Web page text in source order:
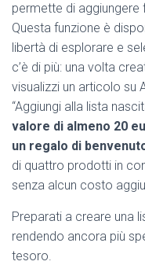
permette di aggiungere
Questa funzione è
libertà di esplorare e
c’è di più: una volta
visualizzi un articolo su
“Aggiungi alla lista
valore di almeno 20
un regalo di
di quattro prodotti in
senza alcun costo
Preparati a creare una
rendendo ancora più
tesoro.